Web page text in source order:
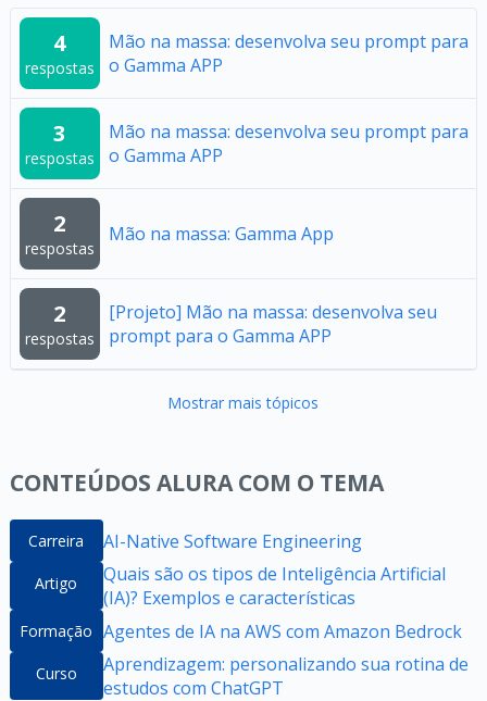
4
respostas
Mão na massa: desenvolva seu prompt para
o Gamma APP
3
respostas
Mão na massa: desenvolva seu prompt para
o Gamma APP
2
respostas
Mão na massa: Gamma App
2
respostas
[Projeto] Mão na massa: desenvolva seu
prompt para o Gamma APP
Mostrar mais tópicos
CONTEÚDOS ALURA COM O TEMA
Carreira AI-Native Software Engineering
Artigo
Quais são os tipos de Inteligência Artificial
(IA)? Exemplos e características
Formação Agentes de IA na AWS com Amazon Bedrock
Curso
Aprendizagem: personalizando sua rotina de
estudos com ChatGPT